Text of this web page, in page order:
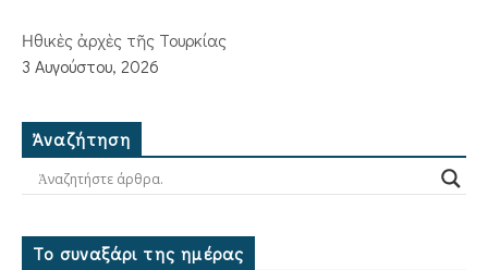
Ἠθικὲς ἀρχὲς τῆς Τουρκίας
3 Αυγούστου, 2026
Ἀναζήτηση
Το συναξάρι της ημέρας